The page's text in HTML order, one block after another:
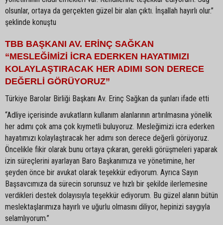
olsunlar, ortaya da gerçekten güzel bir alan çıktı. İnşallah hayırlı olur.”
şeklinde konuştu
TBB BAŞKANI AV. ERİNÇ SAĞKAN
“MESLEĞİMİZİ İCRA EDERKEN HAYATIMIZI
KOLAYLAŞTIRACAK HER ADIMI SON DERECE
DEĞERLİ GÖRÜYORUZ”
Türkiye Barolar Birliği Başkanı Av. Erinç Sağkan da şunları ifade etti
“Adliye içerisinde avukatların kullanım alanlarının artırılmasına yönelik
her adımı çok ama çok kıymetli buluyoruz. Mesleğimizi icra ederken
hayatımızı kolaylaştıracak her adımı son derece değerli görüyoruz.
Öncelikle fikir olarak bunu ortaya çıkaran, gerekli görüşmeleri yaparak
izin süreçlerini ayarlayan Baro Başkanımıza ve yönetimine, her
şeyden önce bir avukat olarak teşekkür ediyorum. Ayrıca Sayın
Başsavcımıza da sürecin sorunsuz ve hızlı bir şekilde ilerlemesine
verdikleri destek dolayısıyla teşekkür ediyorum. Bu güzel alanın bütün
meslektaşlarımıza hayırlı ve uğurlu olmasını diliyor, hepinizi saygıyla
selamlıyorum.”